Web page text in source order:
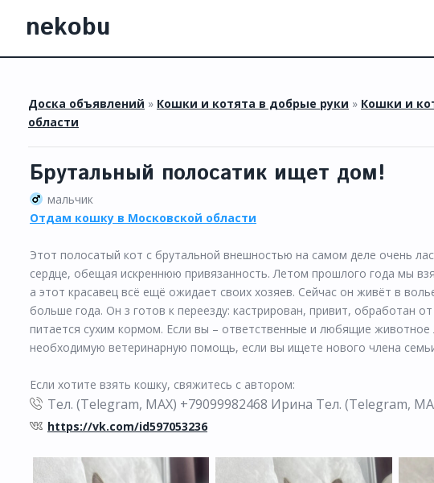
nekobu
Доска объявлений » Кошки и котята в добрые руки » Кошки и
области
Брутальный полосатик ищет дом!
мальчик
Отдам кошку в Московской области
Этот полосатый кот с брутальной внешностью на самом деле очень
сердце, обещая искреннюю привязанность. Летом прошлого года мы
а этот красавец всё ещё ожидает своих хозяев. Сейчас он живёт в
больше года. Он з готов к переезду: кастрирован, привит, обработан
питается сухим кормом. Если вы – ответственные и любящие
необходимую ветеринарную помощь, если вы ищете нового члена
Если хотите взять кошку, свяжитесь с автором:
Тел. (Telegram, МАХ) +79099982468 Ирина Тел. (Telegram,
https://vk.com/id597053236